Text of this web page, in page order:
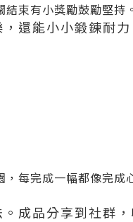
束有小獎勵鼓勵堅持。
還能小小鍛鍊耐力
每完成一幅都像完成
成品分享到社群，